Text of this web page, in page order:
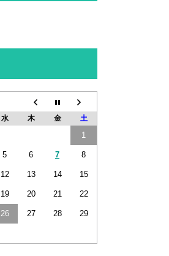
水 木 金 土
1
5 6 7 8
12 13 14 15
19 20 21 22
26 27 28 29